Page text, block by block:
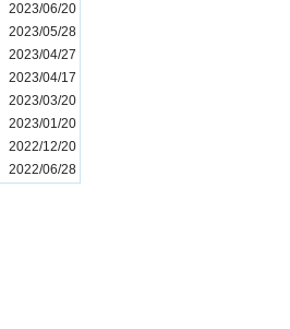
2023/06/20
2023/05/28
2023/04/27
2023/04/17
2023/03/20
2023/01/20
2022/12/20
2022/06/28